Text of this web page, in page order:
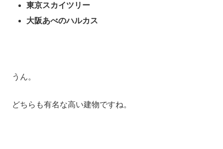
東京スカイツリー
大阪あべのハルカス
うん。
どちらも有名な高い建物ですね。